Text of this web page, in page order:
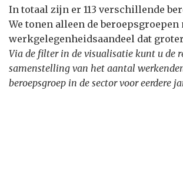
In totaal zijn er 113 verschillende
We tonen alleen de beroepsgroepen
werkgelegenheidsaandeel dat
Via de filter in de visualisatie kunt u de
samenstelling van het aantal
beroepsgroep in de sector voor eerdere